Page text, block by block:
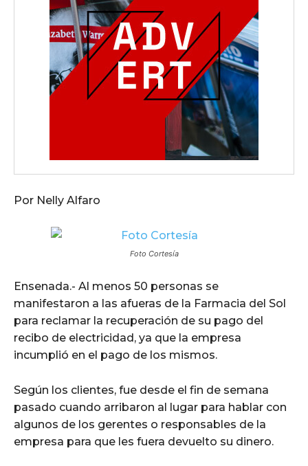
Por Nelly Alfaro
Foto Cortesía
Ensenada.- Al menos 50 personas se
manifestaron a las afueras de la Farmacia del Sol
para reclamar la recuperación de su pago del
recibo de electricidad, ya que la empresa
incumplió en el pago de los mismos.
Según los clientes, fue desde el fin de semana
pasado cuando arribaron al lugar para hablar con
algunos de los gerentes o responsables de la
empresa para que les fuera devuelto su dinero.